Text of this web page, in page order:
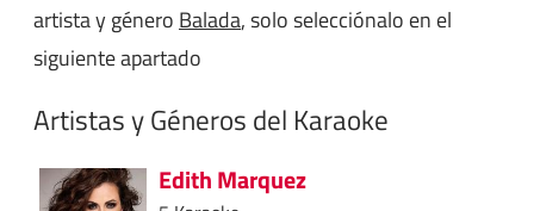
artista y género Balada, solo selecciónalo en el
siguiente apartado
Artistas y Géneros del Karaoke
Edith Marquez